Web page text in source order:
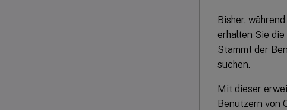
Bisher,
erhalten Sie
Stammt der
suchen.
Mit dieser
Benutzern von